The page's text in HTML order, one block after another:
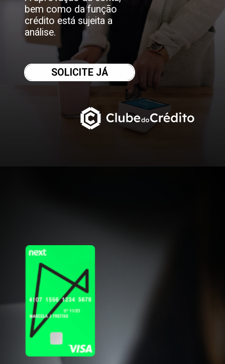
bem como da função
crédito está sujeita a
análise.
SOLICITE JÁ